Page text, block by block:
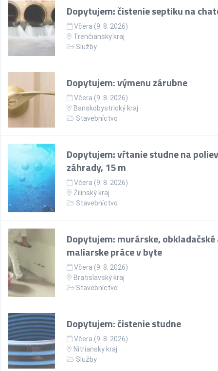
Dopytujem: čistenie septiku na
Včera (9. 8. 2026)
Trenčiansky kraj
Služby
Dopytujem: výmenu zárubne
Včera (9. 8. 2026)
Banskobystrický kraj
Stavebníctvo
Dopytujem: vŕtanie studne na
záhrady, 15 m
Včera (9. 8. 2026)
Žilinský kraj
Stavebníctvo
Dopytujem: murárske, obkladačské
maliarske práce v byte
Včera (9. 8. 2026)
Bratislavský kraj
Stavebníctvo
Dopytujem: čistenie studne
Včera (9. 8. 2026)
Nitriansky kraj
Služby